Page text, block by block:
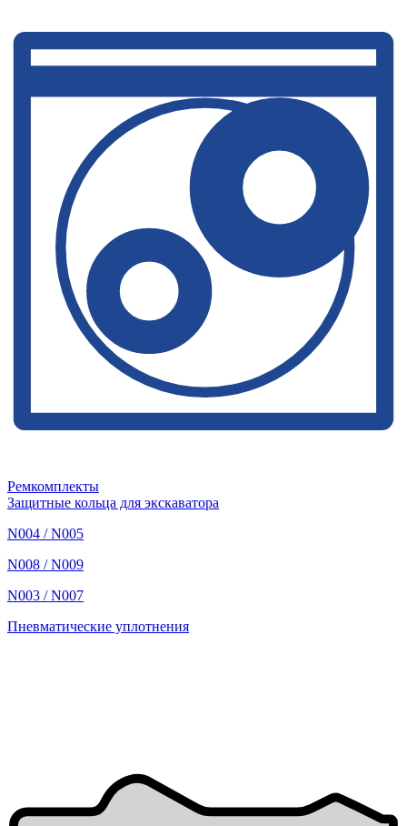
Ремкомплекты
Защитные кольца для экскаватора
N004 / N005
N008 / N009
N003 / N007
Пневматические уплотнения